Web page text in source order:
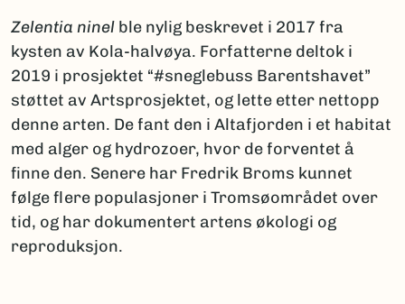
Zelentia ninel ble nylig beskrevet i 2017 fra
kysten av Kola-halvøya. Forfatterne deltok i
2019 i prosjektet “#sneglebuss Barentshavet”
støttet av Artsprosjektet, og lette etter nettopp
denne arten. De fant den i Altafjorden i et habitat
med alger og hydrozoer, hvor de forventet å
finne den. Senere har Fredrik Broms kunnet
følge flere populasjoner i Tromsøområdet over
tid, og har dokumentert artens økologi og
reproduksjon.